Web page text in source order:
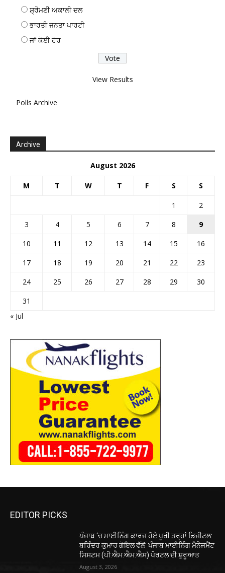
ਸ਼੍ਰੋਮਣੀ ਅਕਾਲੀ ਦਲ
ਭਾਰਤੀ ਜਨਤਾ ਪਾਰਟੀ
ਜਾਂ ਕੋਈ ਹੋਰ
View Results
Polls Archive
Archive
August 2026
M T W T F S S
1
2
3
4 5 6 7 8
9
10
11 12 13 14 15
16
17
18 19 20 21 22
23
24
25 26 27 28 29
30
31
« Jul
EDITOR PICKS
ਪੰਜਾਬ ‘ਚ ਮਾਈਨਿੰਗ ਕਾਰਜ ਹੋਏ ਪੂਰੀ ਤਰ੍ਹਾਂ ਡਿਜੀਟਲ:
ਬਰਿੰਦਰ ਕੁਮਾਰ ਗੋਇਲ ਵੱਲੋਂ ਪੰਜਾਬ ਮਾਈਨਿੰਗ ਮੈਨੇਜਮੈਂਟ
ਸਿਸਟਮ (ਪੀ.ਐਮ.ਐਮ.ਐਸ) ਪੋਰਟਲ ਦੀ ਸ਼ੁਰੂਆਤ
August 3, 2026